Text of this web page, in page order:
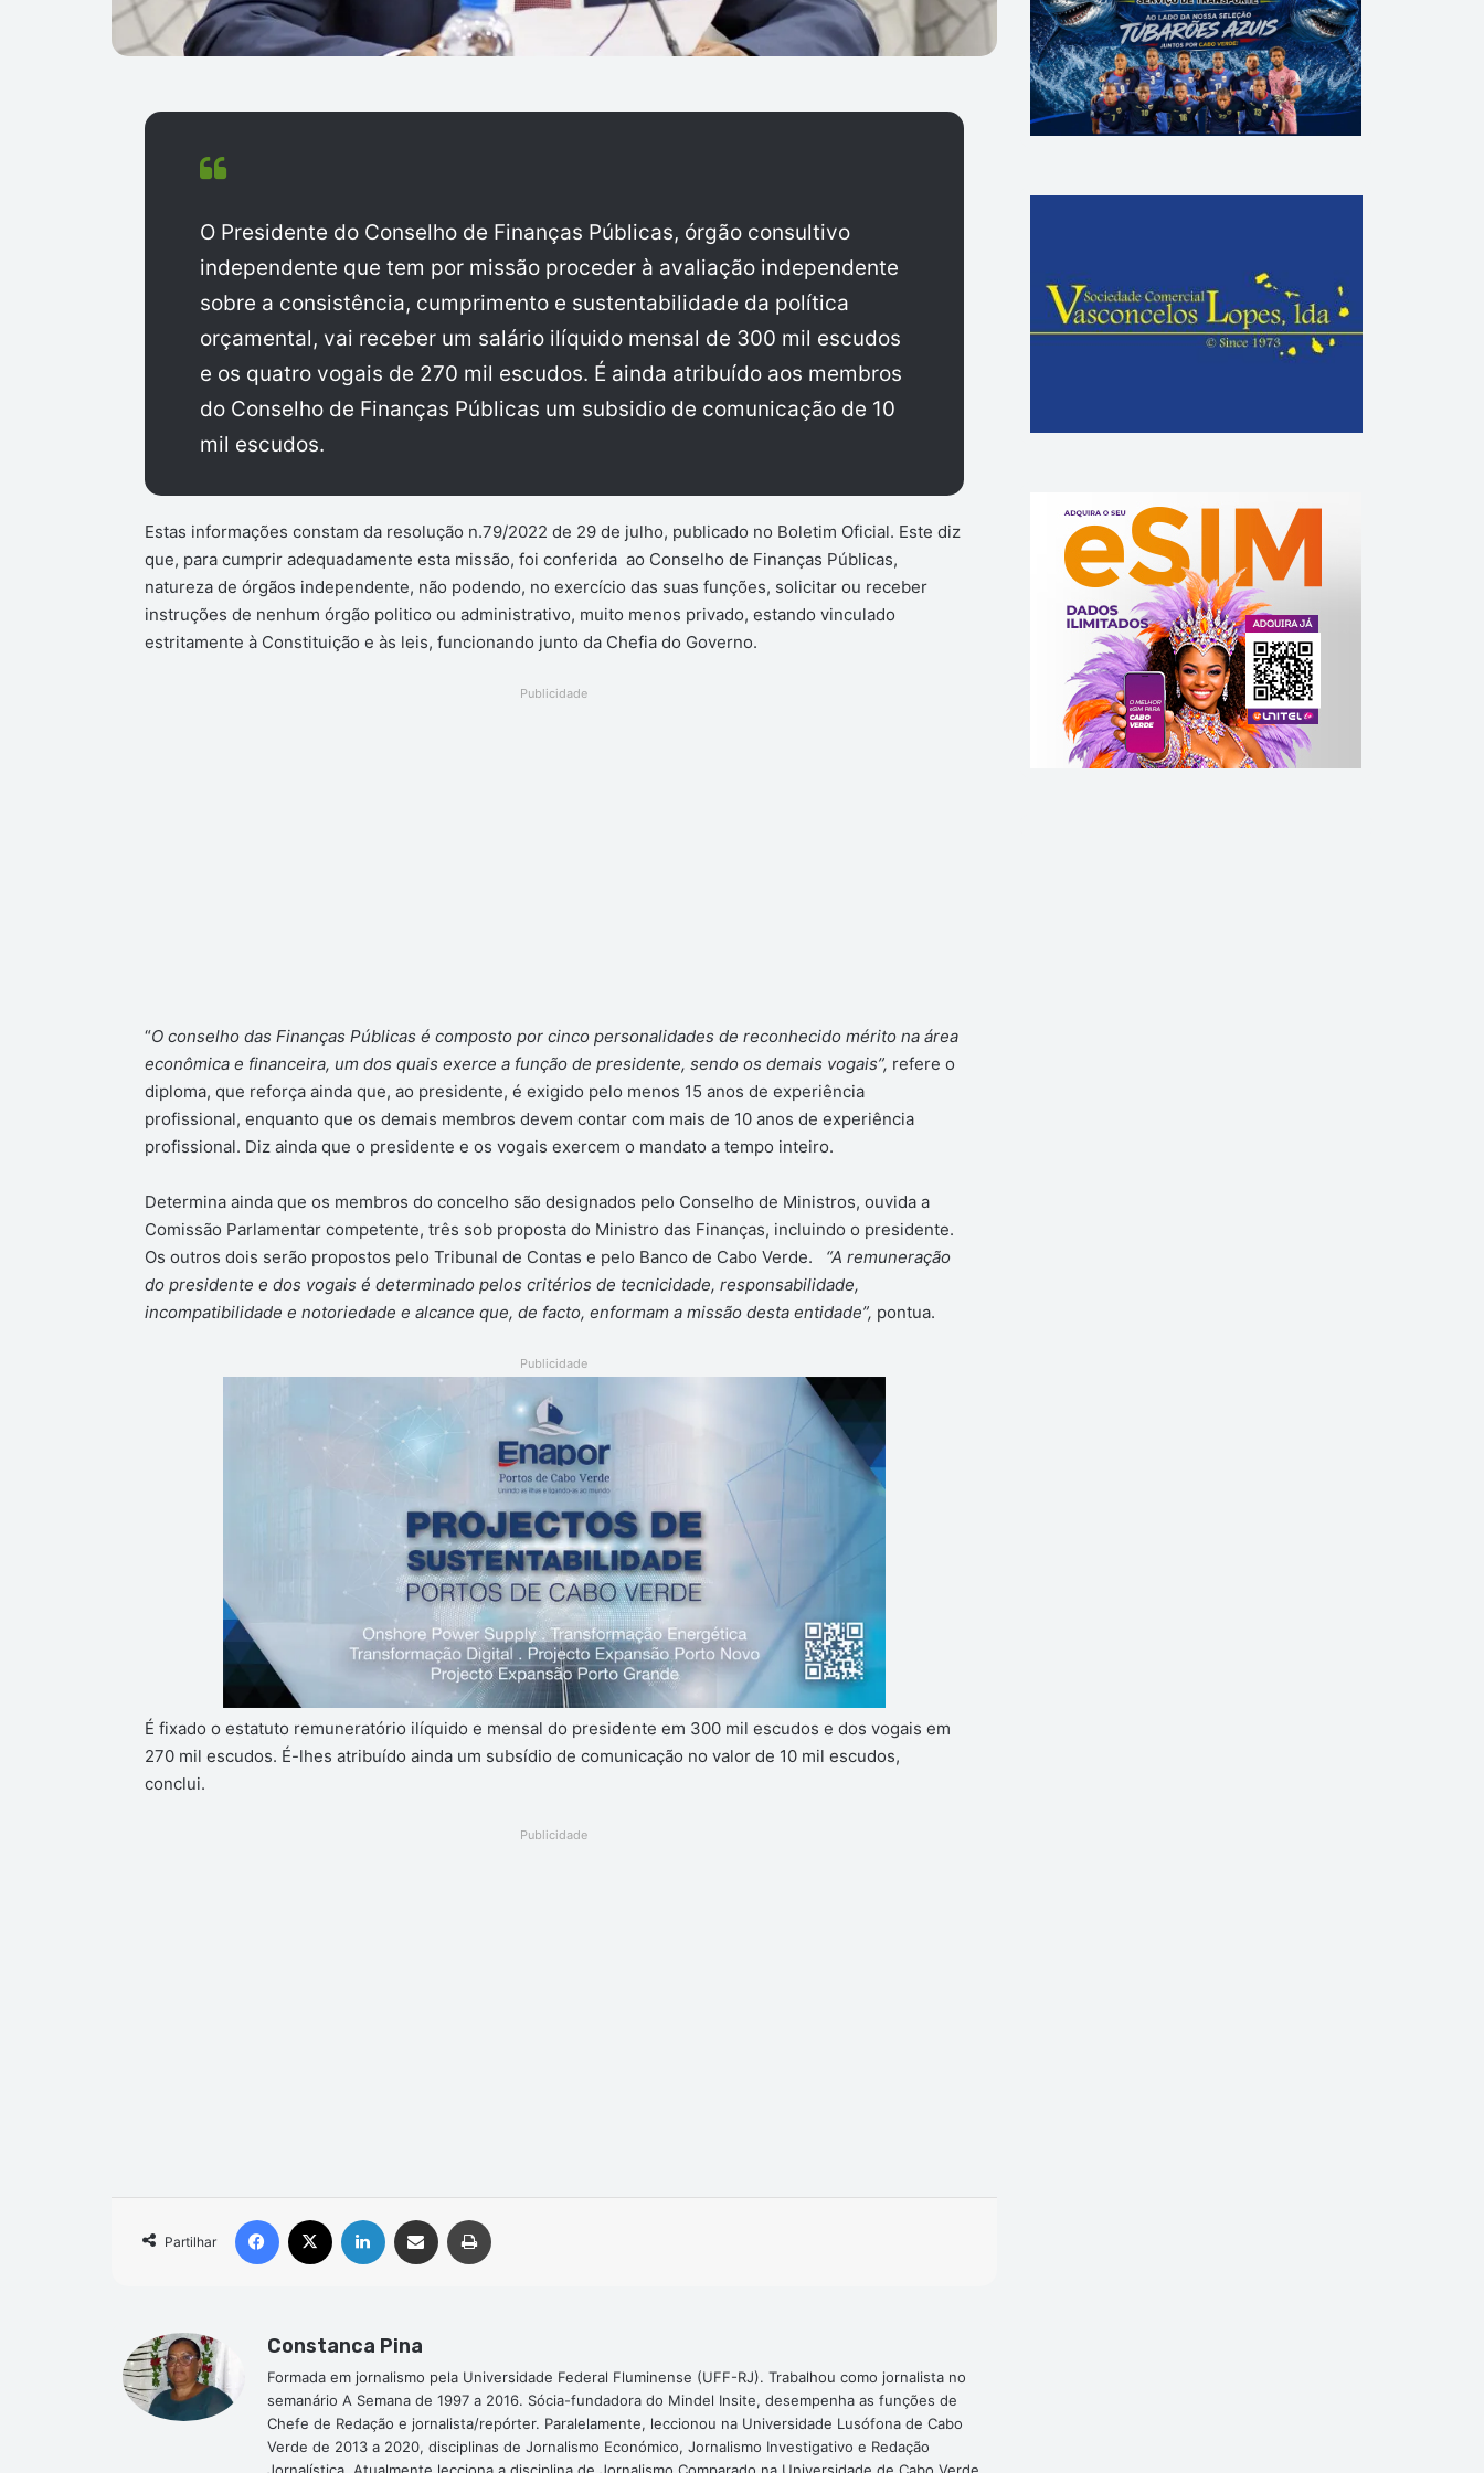
O Presidente do Conselho de Finanças Públicas, órgão consultivo
independente que tem por missão proceder à avaliação independente
sobre a consistência, cumprimento e sustentabilidade da política
orçamental, vai receber um salário ilíquido mensal de 300 mil escudos
e os quatro vogais de 270 mil escudos. É ainda atribuído aos membros
do Conselho de Finanças Públicas um subsidio de comunicação de 10
mil escudos.
Estas informações constam da resolução n.79/2022 de 29 de julho, publicado no Boletim Oficial. Este diz
que, para cumprir adequadamente esta missão, foi conferida ao Conselho de Finanças Públicas,
natureza de órgãos independente, não podendo, no exercício das suas funções, solicitar ou receber
instruções de nenhum órgão politico ou administrativo, muito menos privado, estando vinculado
estritamente à Constituição e às leis, funcionando junto da Chefia do Governo.
Publicidade
“O conselho das Finanças Públicas é composto por cinco personalidades de reconhecido mérito na área
econômica e financeira, um dos quais exerce a função de presidente, sendo os demais vogais”, refere o
diploma, que reforça ainda que, ao presidente, é exigido pelo menos 15 anos de experiência
profissional, enquanto que os demais membros devem contar com mais de 10 anos de experiência
profissional. Diz ainda que o presidente e os vogais exercem o mandato a tempo inteiro.
Determina ainda que os membros do concelho são designados pelo Conselho de Ministros, ouvida a
Comissão Parlamentar competente, três sob proposta do Ministro das Finanças, incluindo o presidente.
Os outros dois serão propostos pelo Tribunal de Contas e pelo Banco de Cabo Verde.
“A remuneração
do presidente e dos vogais é determinado pelos critérios de tecnicidade, responsabilidade,
incompatibilidade e notoriedade e alcance que, de facto, enformam a missão desta entidade”, pontua.
Publicidade
É fixado o estatuto remuneratório ilíquido e mensal do presidente em 300 mil escudos e dos vogais em
270 mil escudos. É-lhes atribuído ainda um subsídio de comunicação no valor de 10 mil escudos,
conclui.
Publicidade
Partilhar
Facebook Linkedin Compartilhar via e-mail
Constanca Pina
Formada em jornalismo pela Universidade Federal Fluminense (UFF-RJ). Trabalhou como jornalista no
semanário A Semana de 1997 a 2016. Sócia-fundadora do Mindel Insite, desempenha as funções de
Chefe de Redação e jornalista/repórter. Paralelamente, leccionou na Universidade Lusófona de Cabo
Verde de 2013 a 2020, disciplinas de Jornalismo Económico, Jornalismo Investigativo e Redação